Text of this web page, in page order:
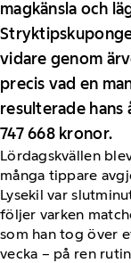
magkänsla och
vidare genom
precis vad en
resulterade hans
747 668 kronor.
Lördagskvällen
många tippare
Lysekil var
följer varken
som han tog över
vecka – på ren